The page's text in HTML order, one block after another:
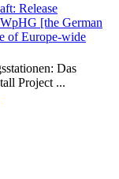
Release
[the German
of Europe-wide
Das
Project ...